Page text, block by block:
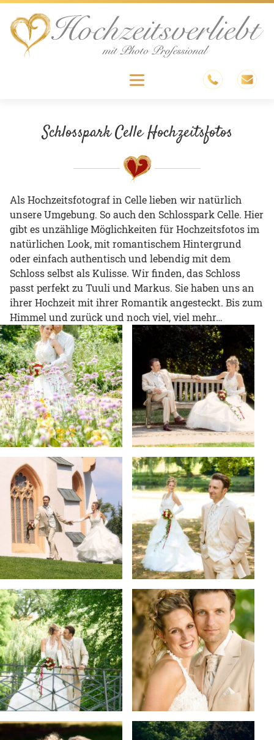
Skip
content
Menu
Schlosspark Celle Hochzeitsfotos
Als Hochzeitsfotograf in Celle lieben wir natürlich
unsere Umgebung. So auch den Schlosspark Celle. Hier
gibt es unzählige Möglichkeiten für Hochzeitsfotos im
natürlichen Look, mit romantischem Hintergrund
oder einfach authentisch und lebendig mit dem
Schloss selbst als Kulisse. Wir finden, das Schloss
passt perfekt zu Tuuli und Markus. Sie haben uns an
ihrer Hochzeit mit ihrer Romantik angesteckt. Bis zum
Himmel und zurück und noch viel, viel mehr…